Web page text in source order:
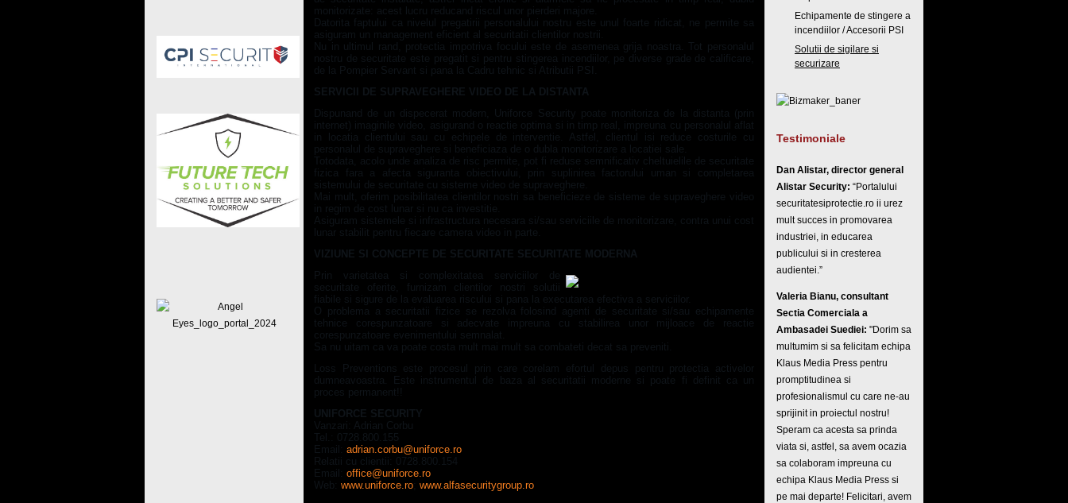
monitorizate: acest lucru reducand riscul unor pierderi majore.
Datorita faptului ca nivelul pregatirii personalului nostru este unul foarte ridicat, ne permite sa
asiguram un management eficient al securitatii clientilor nostrii.
Nu in ultimul rand, protectia impotriva focului este de asemenea grija noastra. Tot personalul
nostru de securitate este pregatit si pentru stingerea incendiilor, pe diverse grade de calificare,
de la Pompier Servant si pana la Cadru tehnic si Atributii PSI.
SERVICII DE SUPRAVEGHERE VIDEO DE LA DISTANTA
Dispunand de un dispecerat modern, Uniforce Security poate monitoriza de la distanta (prin
internet) imaginile video, asigurand o reactie optima si in timp real, impreuna cu personalul aflat
in locatia clientului sau cu echipele de interventie. Astfel, clientul isi reduce costurile cu
personalul de supraveghere si beneficiaza de o dubla monitorizare a locatiei sale.
Totodata, acolo unde analiza de risc permite, pot fi reduse semnificativ cheltuielile de securitate
fizica fara a afecta siguranta obiectivului, prin suplinirea factorului uman si completarea
sistemului de securitate cu sisteme video de supraveghere.
Mai mult, oferim posibilitatea clientilor nostri sa beneficieze de sisteme de supraveghere video
in regim de cost lunar si nu ca investitie.
Asiguram sistemele si infrastructura necesara si/sau serviciile de monitorizare, contra unui cost
lunar stabilit pentru fiecare camera video in parte.
VIZIUNE SI CONCEPTE DE SECURITATE SECURITATE MODERNA
Prin varietatea si complexitatea serviciilor de
securitate oferite, furnizam clientilor nostri solutii
fiabile si sigure de la evaluarea riscului si pana la executarea efectiva a serviciilor.
O problema a securitatii fizice se rezolva folosind agenti de securitate si/sau echipamente
tehnice corespunzatoare si adecvate impreuna cu stabilirea unor mijloace de reactie
corespunzatoare evenimentului semnalat.
Sa nu uitam ca va poate costa mult mai mult sa combateti decat sa preveniti.
Loss Preventions este procesul prin care corelam efortul depus pentru protectia activelor
dumneavoastra. Este instrumentul de baza al securitatii moderne si poate fi definit ca un
proces permanent!!
UNIFORCE SECURITY
Vanzari: Adrian Corbu
Tel.: 0728.800.155
Email: adrian.corbu@uniforce.ro
Relatii cu clientii: 0728.800.154
Email: office@uniforce.ro
Web: www.uniforce.ro www.alfasecuritygroup.ro
Echipamente de stingere a
incendiilor / Accesorii PSI
Solutii de sigilare si
securizare
Testimoniale
Dan Alistar, director general
Alistar Security: “Portalului
securitatesiprotectie.ro ii urez
mult succes in promovarea
industriei, in educarea
publicului si in cresterea
audientei.”
Valeria Bianu, consultant
Sectia Comerciala a
Ambasadei Suediei: "Dorim sa
multumim si sa felicitam echipa
Klaus Media Press pentru
promptitudinea si
profesionalismul cu care ne-au
sprijinit in proiectul nostru!
Speram ca acesta sa prinda
viata si, astfel, sa avem ocazia
sa colaboram impreuna cu
echipa Klaus Media Press si
pe mai departe! Felicitari, avem